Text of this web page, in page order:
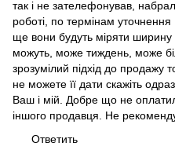
так і не зателефонував,
роботі, по термінам уточнення
ще вони будуть міряти ширину
можуть, може тиждень, може
зрозумілий підхід до продажу
не можете її дати скажіть
Ваш і мій. Добре що не
іншого продавця. Не
Ответить